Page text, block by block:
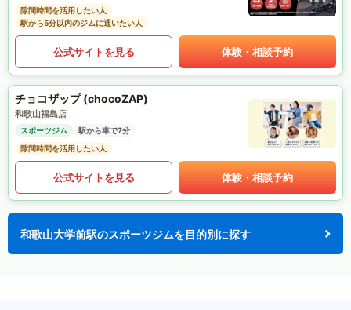
隙間時間を活用したい人
駅から5分以内のジムに通いたい人
公式サイトを見る 体験・相談予約
チョコザップ (chocoZAP)
和歌山福島店
スポーツジム
駅から車で7分
隙間時間を活用したい人
公式サイトを見る 体験・相談予約
和歌山大学前駅のスポーツジムを目的別に探す